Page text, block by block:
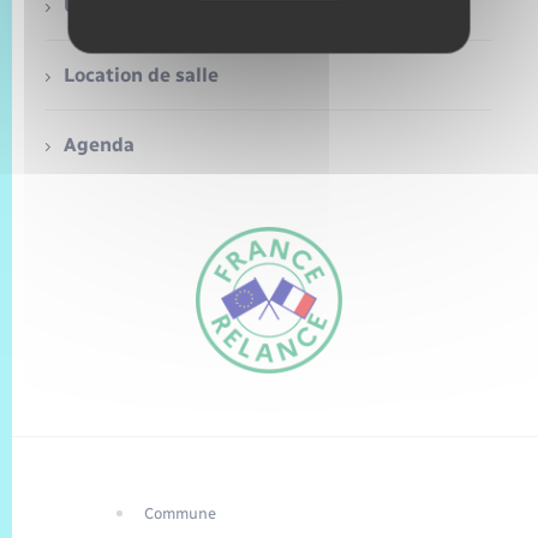
Météo
Urbanisme
Location de salle
Agenda
Commune